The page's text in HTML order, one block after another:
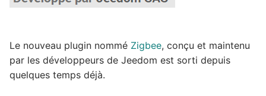
Le nouveau plugin nommé Zigbee, conçu et maintenu
par les développeurs de Jeedom est sorti depuis
quelques temps déjà.